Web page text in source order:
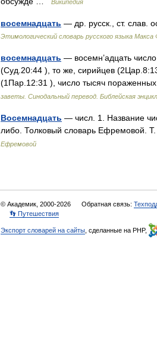
Википедия
восемнадцать — др. русск., ст. слав.
Этимологический словарь русского языка
восемнадцать — восемн’адцать
(Суд.20:44 ), то же, сирийцев
(1Пар.12:31 ), число тысяч
заветы. Синодальный перевод. Библейская
Восемнадцать — числ. 1. Название
либо. Толковый словарь Ефремовой.
Ефремовой
© Академик, 2000-2026 Обратная связь:
👣 Путешествия
Экспорт словарей на сайты , сделанные на PHP,